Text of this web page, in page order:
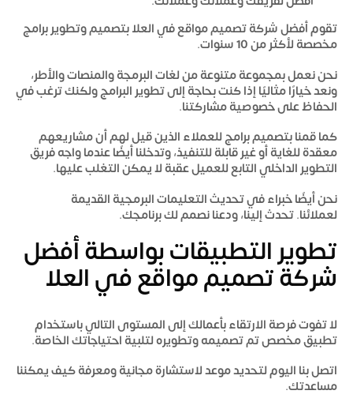
تقومأفضل شركة تصميم مواقع في العلابتصميم وتطوير برامج
مخصصة لأكثر من 10 سنوات.
نحن نعمل بمجموعة متنوعة من لغات البرمجة والمنصات والأطر،
ونعد خيارًا مثاليًا إذا كنت بحاجة إلى تطوير البرامج ولكنك ترغب في
الحفاظ على خصوصية مشاركتنا.
كما قمنا بتصميم برامج للعملاء الذين قيل لهم أن مشاريعهم
معقدة للغاية أو غير قابلة للتنفيذ، وتدخلنا أيضًا عندما واجه فريق
التطوير الداخلي التابع للعميل عقبة لا يمكن التغلب عليها.
نحن أيضًا خبراء في تحديث التعليمات البرمجية القديمة
لعملائنا. تحدث إلينا، ودعنا نصمم لك برنامجك.
تطوير التطبيقات بواسطة أفضل
شركة تصميم مواقع في العلا
لا تفوت فرصة الارتقاء بأعمالك إلى المستوى التالي باستخدام
تطبيق مخصص تم تصميمه وتطويره لتلبية احتياجاتك الخاصة.
اتصل بنا اليوم لتحديد موعد لاستشارة مجانية ومعرفة كيف يمكننا
مساعدتك.